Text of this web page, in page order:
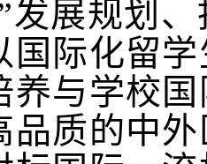
发展规划
国际化留
养与学校
品质的中